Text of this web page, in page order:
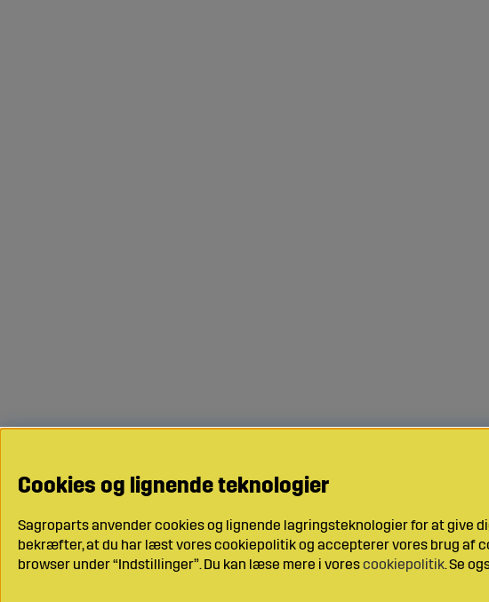
Cookies og lignende teknologier
Sagroparts anvender cookies og lignende lagringsteknologier for at give
bekræfter, at du har læst vores cookiepolitik og accepterer vores brug af
browser under “Indstillinger”. Du kan læse mere i vorescookiepolitik. Se